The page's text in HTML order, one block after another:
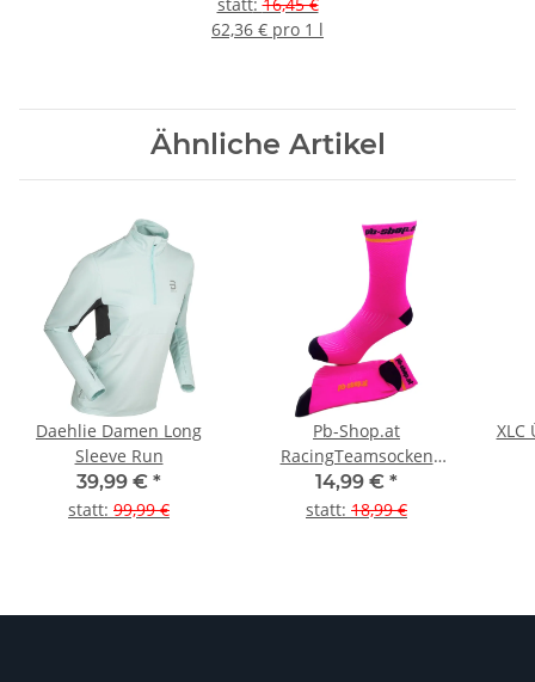
62,36 € pro 1 l
Ähnliche Artikel
Daehlie Damen Long
Sleeve Run
39,99 € *
statt: 99,99 €
Pb-Shop.at
RacingTeamsocken
Carbon
14,99 € *
statt: 18,99 €
XLC